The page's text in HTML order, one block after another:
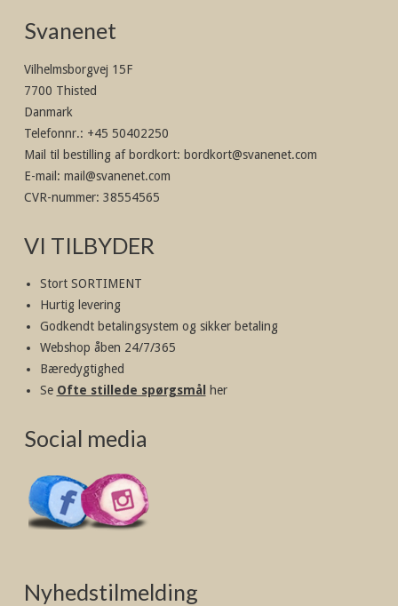
Svanenet
Vilhelmsborgvej 15F
7700 Thisted
Danmark
Telefonnr.: +45 50402250
Mail til bestilling af bordkort: bordkort@svanenet.com
E-mail : mail@svanenet.com
CVR-nummer: 38554565
VI TILBYDER
Stort SORTIMENT
Hurtig levering
Godkendt betalingsystem og sikker betaling
Webshop åben 24/7/365
Bæredygtighed
Se Ofte stillede spørgsmål her
Social media
Nyhedstilmelding